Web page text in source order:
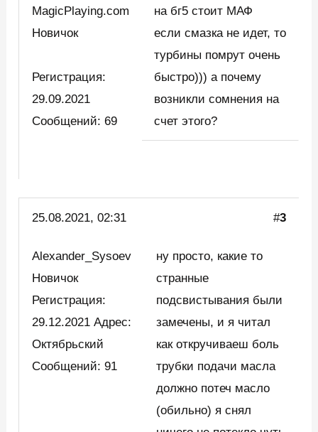
MagicPlaying.com
Новичок
Регистрация:
29.09.2021
Сообщений: 69
на бг5 стоит МАФ
если смазка не идет, то
турбины помрут очень
быстро))) а почему
возникли сомнения на
счет этого?
25.08.2021, 02:31 #3
Alexander_Sysoev
Новичок
Регистрация:
29.12.2021 Адрес:
Октябрьский
Сообщений: 91
ну просто, какие то
странные
подсвистывания были
замечены, и я читал
как откручиваеш боль
трубки подачи масла
должно потеч масло
(обильно) я снял